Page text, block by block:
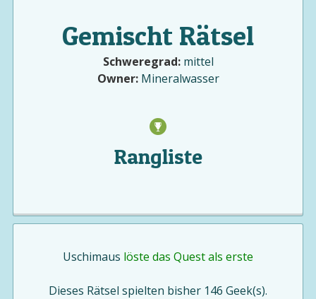
Gemischt Rätsel
Schweregrad:mittel
Owner: Mineralwasser
Rangliste
Uschimaus löste das Quest als erste
Dieses Rätsel spielten bisher 146 Geek(s).